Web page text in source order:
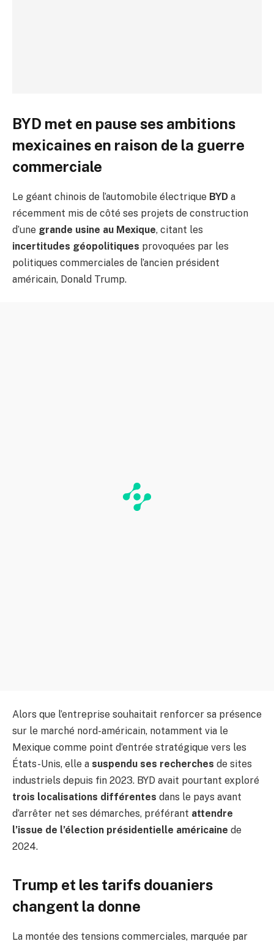
BYD met en pause ses ambitions
mexicaines en raison de la guerre
commerciale
Le géant chinois de l’automobile électrique BYD a
récemment mis de côté ses projets de construction
d’une grande usine au Mexique, citant les
incertitudes géopolitiques provoquées par les
politiques commerciales de l’ancien président
américain, Donald Trump.
Alors que l’entreprise souhaitait renforcer sa présence
sur le marché nord-américain, notamment via le
Mexique comme point d’entrée stratégique vers les
États-Unis, elle a suspendu ses recherches de sites
industriels depuis fin 2023. BYD avait pourtant exploré
trois localisations différentes dans le pays avant
d’arrêter net ses démarches, préférant attendre
l’issue de l’élection présidentielle américaine de
2024.
Trump et les tarifs douaniers
changent la donne
La montée des tensions commerciales, marquée par